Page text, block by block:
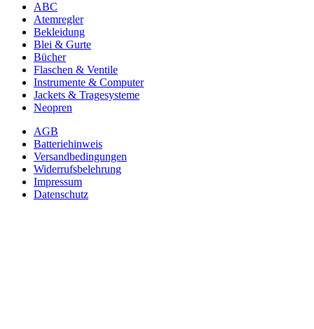
ABC
Atemregler
Bekleidung
Blei & Gurte
Bücher
Flaschen & Ventile
Instrumente & Computer
Jackets & Tragesysteme
Neopren
AGB
Batteriehinweis
Versandbedingungen
Widerrufsbelehrung
Impressum
Datenschutz